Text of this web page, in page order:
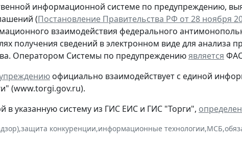
информационной системе по предупреждению,
(Постановление Правительства РФ от 28 ноября
взаимодействия федерального
получения сведений в электронном виде для анализа
Оператором Системы по предупреждениюявляется
официально взаимодействует с единой
(www.torgi.gov.ru).
указанную систему из ГИС ЕИС и ГИС "Торги",
,защита конкуренции,информационные технологии,МСБ,